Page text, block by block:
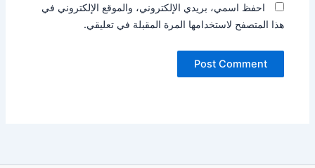
احفظ اسمي، بريدي الإلكتروني، والموقع الإلكتروني في
هذا المتصفح لاستخدامها المرة المقبلة في تعليقي.